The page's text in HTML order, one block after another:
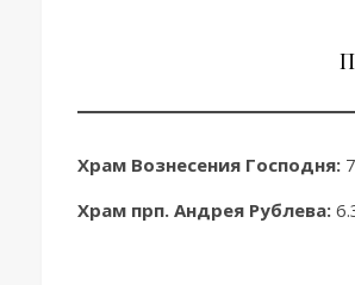
Храм Вознесения Господня:
Храм прп. Андрея Рублева: